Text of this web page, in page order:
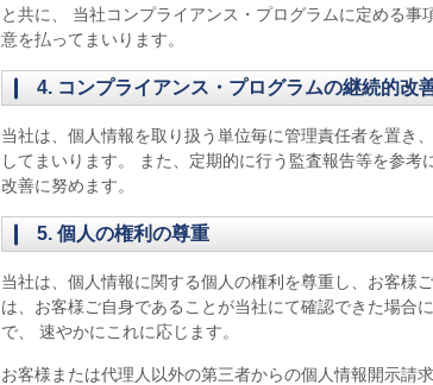
と共に、 当社コンプライアンス・プログラムに定める
意を払ってまいります。
4. コンプライアンス・プログラムの継続的改
当社は、個人情報を取り扱う単位毎に管理責任者を置き
してまいります。 また、定期的に行う監査報告等を参
改善に努めます。
5. 個人の権利の尊重
当社は、個人情報に関する個人の権利を尊重し、お客様
は、お客様ご自身であることが当社にて確認できた場合
で、 速やかにこれに応じます。
お客様または代理人以外の第三者からの個人情報開示請